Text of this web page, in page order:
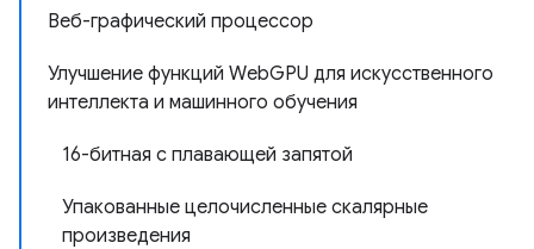
Веб-графический процессор
Улучшение функций WebGPU для искусственного
интеллекта и машинного обучения
16-битная с плавающей запятой
Упакованные целочисленные скалярные
произведения